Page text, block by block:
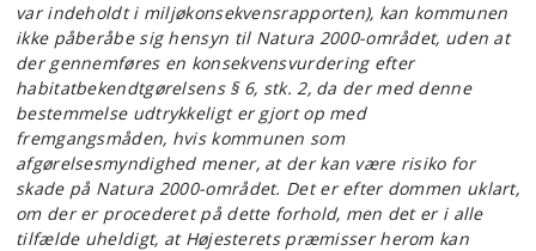
var indeholdt i miljøkonsekvensrapporten), kan kommunen
ikke påberåbe sig hensyn til Natura 2000-området, uden at
der gennemføres en konsekvensvurdering efter
habitatbekendtgørelsens § 6, stk. 2, da der med denne
bestemmelse udtrykkeligt er gjort op med
fremgangsmåden, hvis kommunen som
afgørelsesmyndighed mener, at der kan være risiko for
skade på Natura 2000-området. Det er efter dommen uklart,
om der er procederet på dette forhold, men det er i alle
tilfælde uheldigt, at Højesterets præmisser herom kan